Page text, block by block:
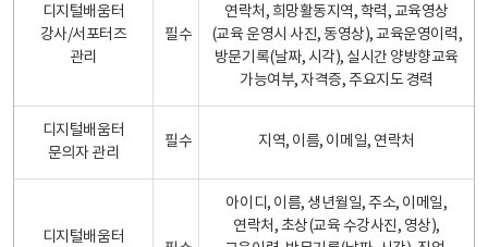
디지털배움터
강사/서포터즈
관리
필수
연락처, 희망활동지역, 학력, 교육영상
(교육 운영시 사진, 동영상), 교육운영이력,
방문기록(날짜, 시각), 실시간 양방향교육
가능여부, 자격증, 주요지도 경력
디지털배움터
문의자 관리
필수 지역, 이름, 이메일, 연락처
디지털배움터
아이디, 이름, 생년월일, 주소, 이메일,
연락처, 초상(교육 수강사진, 영상),